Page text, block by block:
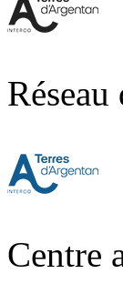
Réseau
Centre